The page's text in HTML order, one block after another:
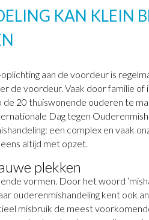
KAN KLEIN
aan de voordeur is
de voordeur. Vaak door familie of
de 20 thuiswonende ouderen te
Dag tegen
een complex en vaak
altijd met opzet.
plekken
vormen. Door het woord
ouderenmishandeling kent ook
misbruik de meest